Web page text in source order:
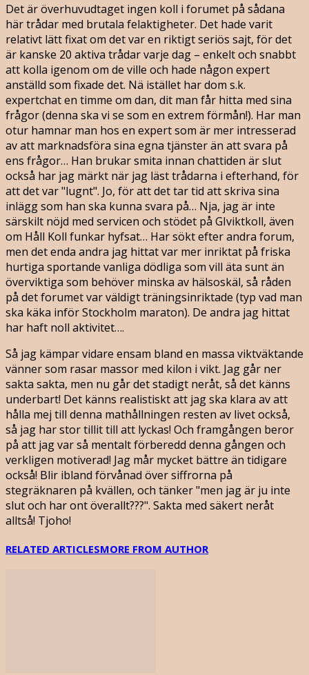
Det är överhuvudtaget ingen koll i forumet på sådana
här trådar med brutala felaktigheter. Det hade varit
relativt lätt fixat om det var en riktigt seriös sajt, för det
är kanske 20 aktiva trådar varje dag – enkelt och snabbt
att kolla igenom om de ville och hade någon expert
anställd som fixade det. Nä istället har dom s.k.
expertchat en timme om dan, dit man får hitta med sina
frågor (denna ska vi se som en extrem förmån!). Har man
otur hamnar man hos en expert som är mer intresserad
av att marknadsföra sina egna tjänster än att svara på
ens frågor… Han brukar smita innan chattiden är slut
också har jag märkt när jag läst trådarna i efterhand, för
att det var "lugnt". Jo, för att det tar tid att skriva sina
inlägg som han ska kunna svara på… Nja, jag är inte
särskilt nöjd med servicen och stödet på GIviktkoll, även
om Håll Koll funkar hyfsat… Har sökt efter andra forum,
men det enda andra jag hittat var mer inriktat på friska
hurtiga sportande vanliga dödliga som vill äta sunt än
överviktiga som behöver minska av hälsoskäl, så råden
på det forumet var väldigt träningsinriktade (typ vad man
ska käka inför Stockholm maraton). De andra jag hittat
har haft noll aktivitet….
Så jag kämpar vidare ensam bland en massa viktväktande
vänner som rasar massor med kilon i vikt. Jag går ner
sakta sakta, men nu går det stadigt neråt, så det känns
underbart! Det känns realistiskt att jag ska klara av att
hålla mej till denna mathållningen resten av livet också,
så jag har stor tillit till att lyckas! Och framgången beror
på att jag var så mentalt förberedd denna gången och
verkligen motiverad! Jag mår mycket bättre än tidigare
också! Blir ibland förvånad över siffrorna på
stegräknaren på kvällen, och tänker "men jag är ju inte
slut och har ont överallt???". Sakta med säkert neråt
alltså! Tjoho!
RELATED ARTICLESMORE FROM AUTHOR